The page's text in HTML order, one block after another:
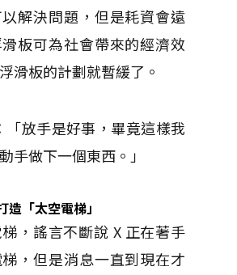
解決問題，但是耗資會遠
板可為社會帶來的經濟效
滑板的計劃就暫緩了。
「放手是好事，畢竟這樣我
手做下一個東西。」
「太空電梯」
，謠言不斷說 X 正在著手
，但是消息一直到現在才